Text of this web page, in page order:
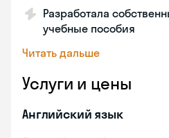
Разработала
учебные пособия
Читать дальше
Услуги и цены
Английский язык